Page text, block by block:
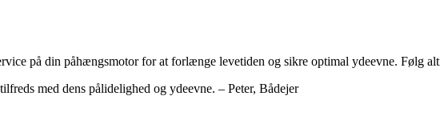
på din påhængsmotor for at forlænge levetiden og sikre optimal ydeevne. Følg
med dens pålidelighed og ydeevne. – Peter, Bådejer